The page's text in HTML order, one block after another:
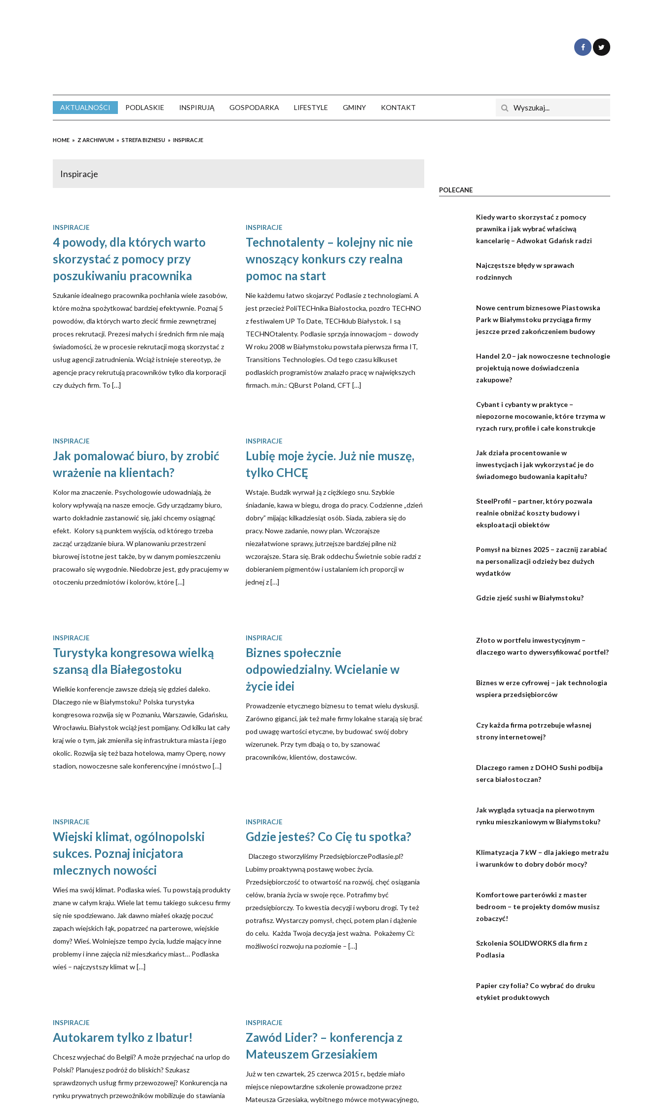
AKTUALNOŚCI PODLASKIE INSPIRUJĄ GOSPODARKA LIFESTYLE GMINY KONTAKT
HOME Z ARCHIWUM STREFA BIZNESU INSPIRACJE
Inspiracje
INSPIRACJE
4 powody, dla których warto
skorzystać z pomocy przy
poszukiwaniu pracownika
Szukanie idealnego pracownika pochłania wiele zasobów,
które można spożytkować bardziej efektywnie. Poznaj 5
powodów, dla których warto zlecić firmie zewnętrznej
proces rekrutacji. Prezesi małych i średnich firm nie mają
świadomości, że w procesie rekrutacji mogą skorzystać z
usług agencji zatrudnienia. Wciąż istnieje stereotyp, że
agencje pracy rekrutują pracowników tylko dla korporacji
czy dużych firm. To […]
INSPIRACJE
Technotalenty – kolejny nic nie
wnoszący konkurs czy realna
pomoc na start
Nie każdemu łatwo skojarzyć Podlasie z technologiami. A
jest przecież PoliTECHnika Białostocka, pozdro TECHNO
z festiwalem UP To Date, TECHklub Białystok. I są
TECHNOtalenty. Podlasie sprzyja innowacjom – dowody
W roku 2008 w Białymstoku powstała pierwsza firma IT,
Transitions Technologies. Od tego czasu kilkuset
podlaskich programistów znalazło pracę w największych
firmach. m.in.: QBurst Poland, CFT […]
INSPIRACJE
Jak pomalować biuro, by zrobić
wrażenie na klientach?
Kolor ma znaczenie. Psychologowie udowadniają, że
kolory wpływają na nasze emocje. Gdy urządzamy biuro,
warto dokładnie zastanowić się, jaki chcemy osiągnąć
efekt. Kolory są punktem wyjścia, od którego trzeba
zacząć urządzanie biura. W planowaniu przestrzeni
biurowej istotne jest także, by w danym pomieszczeniu
pracowało się wygodnie. Niedobrze jest, gdy pracujemy w
otoczeniu przedmiotów i kolorów, które […]
INSPIRACJE
Lubię moje życie. Już nie muszę,
tylko CHCĘ
Wstaje. Budzik wyrwał ją z ciężkiego snu. Szybkie
śniadanie, kawa w biegu, droga do pracy. Codzienne „dzień
dobry” mijając kilkadziesiąt osób. Siada, zabiera się do
pracy. Nowe zadanie, nowy plan. Wczorajsze
niezałatwione sprawy, jutrzejsze bardziej pilne niż
wczorajsze. Stara się. Brak oddechu Świetnie sobie radzi z
dobieraniem pigmentów i ustalaniem ich proporcji w
jednej z […]
INSPIRACJE
Turystyka kongresowa wielką
szansą dla Białegostoku
Wielkie konferencje zawsze dzieją się gdzieś daleko.
Dlaczego nie w Białymstoku? Polska turystyka
kongresowa rozwija się w Poznaniu, Warszawie, Gdańsku,
Wrocławiu. Białystok wciąż jest pomijany. Od kilku lat cały
kraj wie o tym, jak zmieniła się infrastruktura miasta i jego
okolic. Rozwija się też baza hotelowa, mamy Operę, nowy
stadion, nowoczesne sale konferencyjne i mnóstwo […]
INSPIRACJE
Biznes społecznie
odpowiedzialny. Wcielanie w
życie idei
Prowadzenie etycznego biznesu to temat wielu dyskusji.
Zarówno giganci, jak też małe firmy lokalne starają się brać
pod uwagę wartości etyczne, by budować swój dobry
wizerunek. Przy tym dbają o to, by szanować
pracowników, klientów, dostawców.
INSPIRACJE
Wiejski klimat, ogólnopolski
sukces. Poznaj inicjatora
mlecznych nowości
Wieś ma swój klimat. Podlaska wieś. Tu powstają produkty
znane w całym kraju. Wiele lat temu takiego sukcesu firmy
się nie spodziewano. Jak dawno miałeś okazję poczuć
zapach wiejskich łąk, popatrzeć na parterowe, wiejskie
domy? Wieś. Wolniejsze tempo życia, ludzie mający inne
problemy i inne zajęcia niż mieszkańcy miast… Podlaska
wieś – najczystszy klimat w […]
INSPIRACJE
Gdzie jesteś? Co Cię tu spotka?
Dlaczego stworzyliśmy PrzedsiębiorczePodlasie.pl?
Lubimy proaktywną postawę wobec życia.
Przedsiębiorczość to otwartość na rozwój, chęć osiągania
celów, brania życia w swoje ręce. Potrafimy być
przedsiębiorczy. To kwestia decyzji i wyboru drogi. Ty też
potrafisz. Wystarczy pomysł, chęci, potem plan i dążenie
do celu. Każda Twoja decyzja jest ważna. Pokażemy Ci:
możliwości rozwoju na poziomie – […]
INSPIRACJE
Autokarem tylko z Ibatur!
Chcesz wyjechać do Belgii? A może przyjechać na urlop do
Polski? Planujesz podróż do bliskich? Szukasz
sprawdzonych usług firmy przewozowej? Konkurencja na
rynku prywatnych przewoźników mobilizuje do stawiania
INSPIRACJE
Zawód Lider? – konferencja z
Mateuszem Grzesiakiem
Już w ten czwartek, 25 czerwca 2015 r., będzie miało
miejsce niepowtarzlne szkolenie prowadzone przez
Mateusza Grzesiaka, wybitnego mówce motywacyjnego,
POLECANE
Kiedy warto skorzystać z pomocy
prawnika i jak wybrać właściwą
kancelarię – Adwokat Gdańsk radzi
Najczęstsze błędy w sprawach
rodzinnych
Nowe centrum biznesowe Piastowska
Park w Białymstoku przyciąga firmy
jeszcze przed zakończeniem budowy
Handel 2.0 – jak nowoczesne technologie
projektują nowe doświadczenia
zakupowe?
Cybant i cybanty w praktyce –
niepozorne mocowanie, które trzyma w
ryzach rury, profile i całe konstrukcje
Jak działa procentowanie w
inwestycjach i jak wykorzystać je do
świadomego budowania kapitału?
SteelProfil – partner, który pozwala
realnie obniżać koszty budowy i
eksploatacji obiektów
Pomysł na biznes 2025 – zacznij zarabiać
na personalizacji odzieży bez dużych
wydatków
Gdzie zjeść sushi w Białymstoku?
Złoto w portfelu inwestycyjnym –
dlaczego warto dywersyfikować portfel?
Biznes w erze cyfrowej – jak technologia
wspiera przedsiębiorców
Czy każda firma potrzebuje własnej
strony internetowej?
Dlaczego ramen z DOHO Sushi podbija
serca białostoczan?
Jak wygląda sytuacja na pierwotnym
rynku mieszkaniowym w Białymstoku?
Klimatyzacja 7 kW – dla jakiego metrażu
i warunków to dobry dobór mocy?
Komfortowe parterówki z master
bedroom – te projekty domów musisz
zobaczyć!
Szkolenia SOLIDWORKS dla firm z
Podlasia
Papier czy folia? Co wybrać do druku
etykiet produktowych